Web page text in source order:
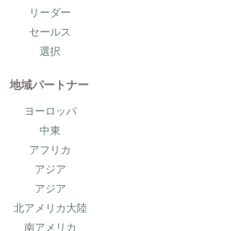
リーダー
セールス
選択
地域パートナー
ヨーロッパ
中東
アフリカ
アジア
アジア
北アメリカ大陸
南アメリカ